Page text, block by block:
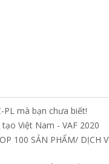
mà bạn chưa biết!
Việt Nam - VAF 2020
100 SẢN PHẨM/ DỊCH